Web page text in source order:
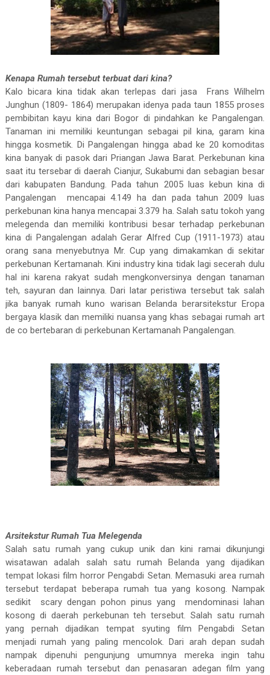
Kenapa Rumah tersebut terbuat dari kina?
Kalo bicara kina tidak akan terlepas dari jasa
Frans Wilhelm
Junghun (1809- 1864) merupakan idenya pada taun 1855 proses
pembibitan kayu kina dari Bogor di pindahkan ke Pangalengan.
Tanaman ini memiliki keuntungan sebagai pil kina, garam kina
hingga kosmetik. Di Pangalengan hingga abad ke 20 komoditas
kina banyak di pasok dari Priangan Jawa Barat. Perkebunan kina
saat itu tersebar di daerah Cianjur, Sukabumi dan sebagian besar
dari kabupaten Bandung. Pada tahun 2005 luas kebun kina di
Pangalengan
mencapai 4.149 ha dan pada tahun 2009 luas
perkebunan kina hanya mencapai 3.379 ha. Salah satu tokoh yang
melegenda dan memiliki kontribusi besar terhadap perkebunan
kina di Pangalengan adalah Gerar Alfred Cup (1911-1973) atau
orang sana menyebutnya Mr. Cup yang dimakamkan di sekitar
perkebunan Kertamanah. Kini industry kina tidak lagi secerah dulu
hal ini karena rakyat sudah mengkonversinya dengan tanaman
teh, sayuran dan lainnya. Dari latar peristiwa tersebut tak salah
jika banyak rumah kuno warisan Belanda berarsitekstur Eropa
bergaya klasik dan memiliki nuansa yang khas sebagai rumah art
de co bertebaran di perkebunan Kertamanah Pangalengan.
Arsitekstur Rumah Tua Melegenda
Salah satu rumah yang cukup unik dan kini ramai dikunjungi
wisatawan adalah salah satu rumah Belanda yang dijadikan
tempat lokasi film horror Pengabdi Setan. Memasuki area rumah
tersebut terdapat beberapa rumah tua yang kosong. Nampak
sedikit
scary dengan pohon pinus yang
mendominasi lahan
kosong di daerah perkebunan teh tersebut. Salah satu rumah
yang pernah dijadikan tempat syuting film Pengabdi Setan
menjadi rumah yang paling mencolok. Dari arah depan sudah
nampak dipenuhi pengunjung umumnya mereka ingin tahu
keberadaan rumah tersebut dan penasaran adegan film yang